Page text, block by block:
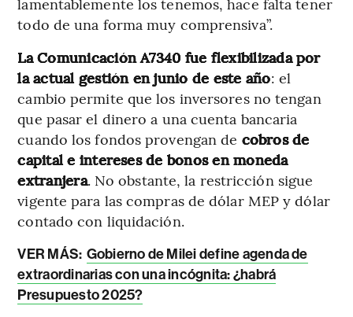
todo de una forma muy comprensiva”.
La Comunicación A7340 fue flexibilizada por
la actual gestión en junio de este año: el
cambio permite que los inversores no tengan
que pasar el dinero a una cuenta bancaria
cuando los fondos provengan de cobros de
capital e intereses de bonos en moneda
extranjera. No obstante, la restricción sigue
vigente para las compras de dólar MEP y dólar
contado con liquidación.
VER MÁS: Gobierno de Milei define agenda de
extraordinarias con una incógnita: ¿habrá
Presupuesto 2025?